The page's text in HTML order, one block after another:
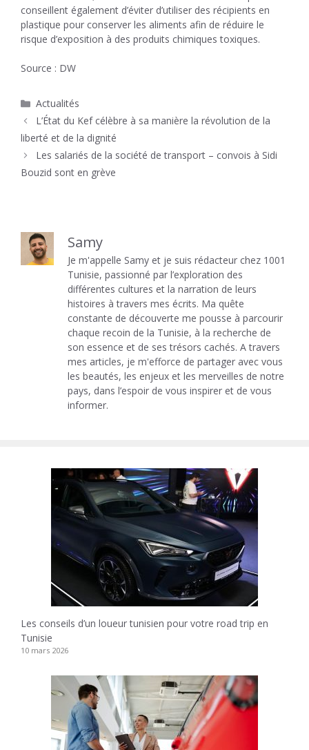
conseillent également d’éviter d’utiliser des récipients en
plastique pour conserver les aliments afin de réduire le
risque d’exposition à des produits chimiques toxiques.
Source : DW
Catégories
Actualités
L’État du Kef célèbre à sa manière la révolution de la
liberté et de la dignité
Les salariés de la société de transport – convois à Sidi
Bouzid sont en grève
Samy
Je m'appelle Samy et je suis rédacteur chez 1001
Tunisie, passionné par l’exploration des
différentes cultures et la narration de leurs
histoires à travers mes écrits. Ma quête
constante de découverte me pousse à parcourir
chaque recoin de la Tunisie, à la recherche de
son essence et de ses trésors cachés. A travers
mes articles, je m'efforce de partager avec vous
les beautés, les enjeux et les merveilles de notre
pays, dans l’espoir de vous inspirer et de vous
informer.
Les conseils d’un loueur tunisien pour votre road trip en
Tunisie
10 mars 2026